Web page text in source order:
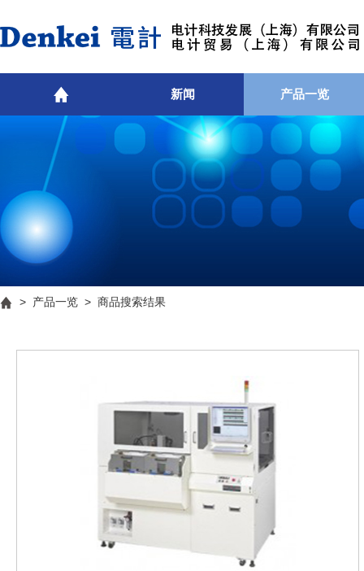
新闻 产品一览
> 产品一览 > 商品搜索结果